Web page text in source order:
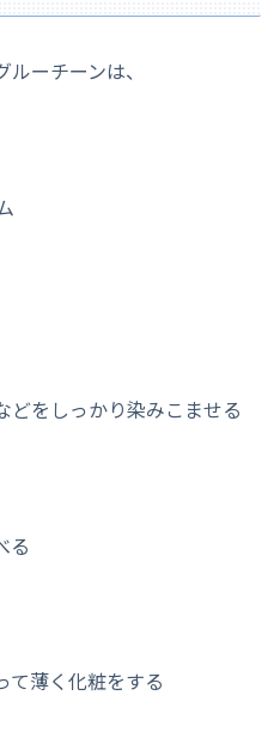
ーチーンは、
どをしっかり染みこませる
る
て薄く化粧をする